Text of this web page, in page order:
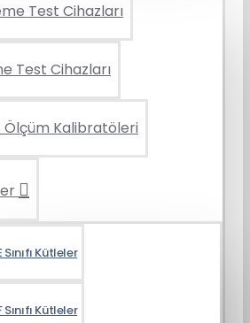
Test Cihazları
Test Cihazları
Ölçüm Kalibratöleri
Sınıfı Kütleler
Sınıfı Kütleler